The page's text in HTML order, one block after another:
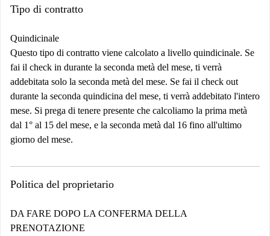
Tipo di contratto
Quindicinale
Questo tipo di contratto viene calcolato a livello quindicinale. Se
fai il check in durante la seconda metà del mese, ti verrà
addebitata solo la seconda metà del mese. Se fai il check out
durante la seconda quindicina del mese, ti verrà addebitato l'intero
mese. Si prega di tenere presente che calcoliamo la prima metà
dal 1° al 15 del mese, e la seconda metà dal 16 fino all'ultimo
giorno del mese.
Politica del proprietario
DA FARE DOPO LA CONFERMA DELLA
PRENOTAZIONE